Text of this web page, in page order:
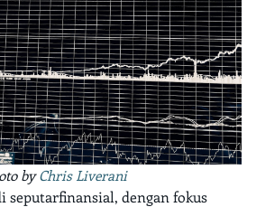
byChris Liverani
seputarfinansial, dengan fokus